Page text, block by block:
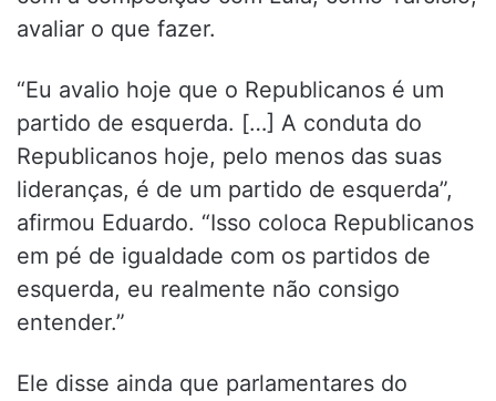
avaliar o que fazer.
“Eu avalio hoje que o Republicanos é um
partido de esquerda. […] A conduta do
Republicanos hoje, pelo menos das suas
lideranças, é de um partido de esquerda”,
afirmou Eduardo. “Isso coloca Republicanos
em pé de igualdade com os partidos de
esquerda, eu realmente não consigo
entender.”
Ele disse ainda que parlamentares do